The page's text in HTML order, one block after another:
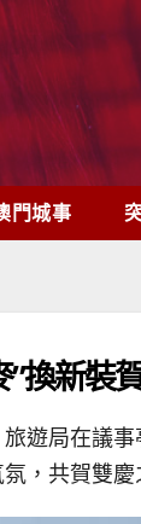
門城事
換新裝
旅遊局在議
，共賀雙